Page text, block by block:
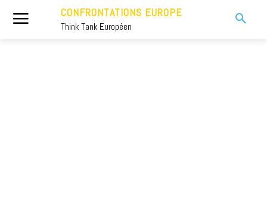
CONFRONTATIONS EUROPE
Think Tank Européen